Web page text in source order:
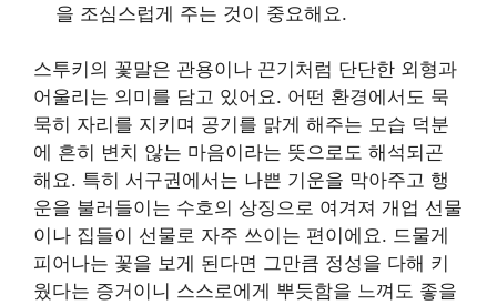
을 조심스럽게 주는 것이 중요해요.
스투키의 꽃말은 관용이나 끈기처럼 단단한 외형과
어울리는 의미를 담고 있어요. 어떤 환경에서도 묵
묵히 자리를 지키며 공기를 맑게 해주는 모습 덕분
에 흔히 변치 않는 마음이라는 뜻으로도 해석되곤
해요. 특히 서구권에서는 나쁜 기운을 막아주고 행
운을 불러들이는 수호의 상징으로 여겨져 개업 선물
이나 집들이 선물로 자주 쓰이는 편이에요. 드물게
피어나는 꽃을 보게 된다면 그만큼 정성을 다해 키
웠다는 증거이니 스스로에게 뿌듯함을 느껴도 좋을